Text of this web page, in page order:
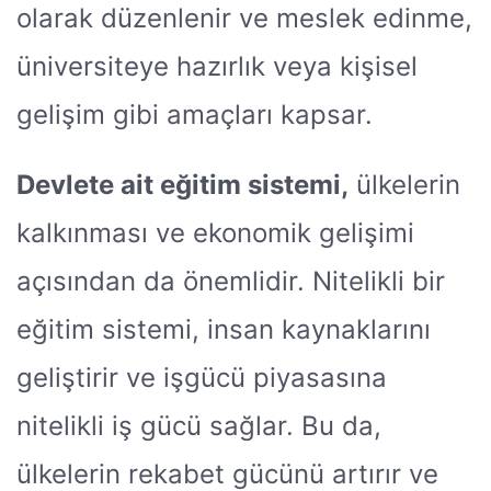
olarak düzenlenir ve meslek edinme,
üniversiteye hazırlık veya kişisel
gelişim gibi amaçları kapsar.
Devlete ait eğitim sistemi, ülkelerin
kalkınması ve ekonomik gelişimi
açısından da önemlidir. Nitelikli bir
eğitim sistemi, insan kaynaklarını
geliştirir ve işgücü piyasasına
nitelikli iş gücü sağlar. Bu da,
ülkelerin rekabet gücünü artırır ve